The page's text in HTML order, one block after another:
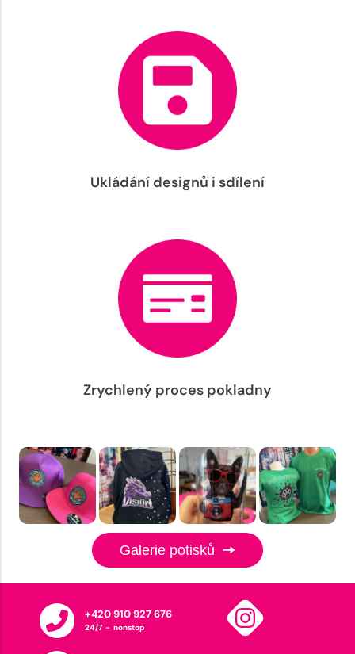
Ukládání designů i sdílení
Zrychlený proces pokladny
Galerie potisků
+420 910 927 676
24/7 - nonstop